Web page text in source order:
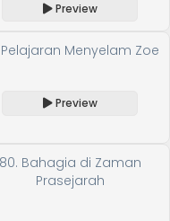
Preview
Pelajaran Menyelam Zoe
Preview
80. Bahagia di Zaman
Prasejarah